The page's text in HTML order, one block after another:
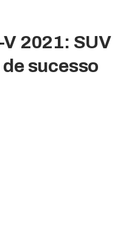
2021: SUV
sucesso